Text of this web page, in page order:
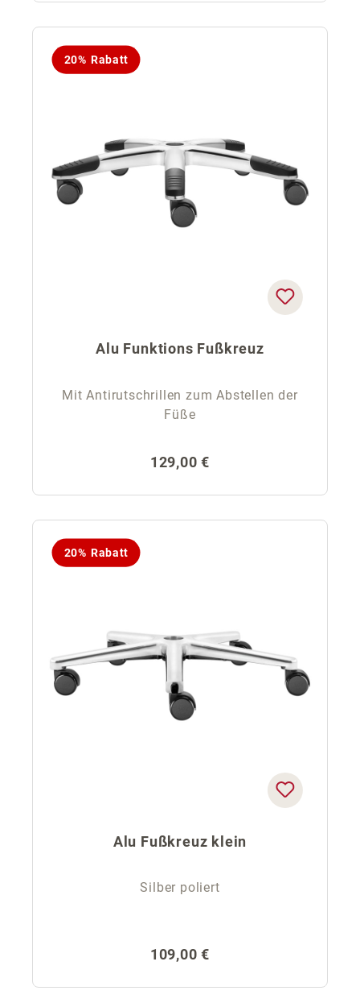
20% Rabatt
Alu Funktions Fußkreuz
Mit Antirutschrillen zum Abstellen der
Füße
Regulärer Preis:
129,00 €
20% Rabatt
Alu Fußkreuz klein
Silber poliert
Regulärer Preis:
109,00 €